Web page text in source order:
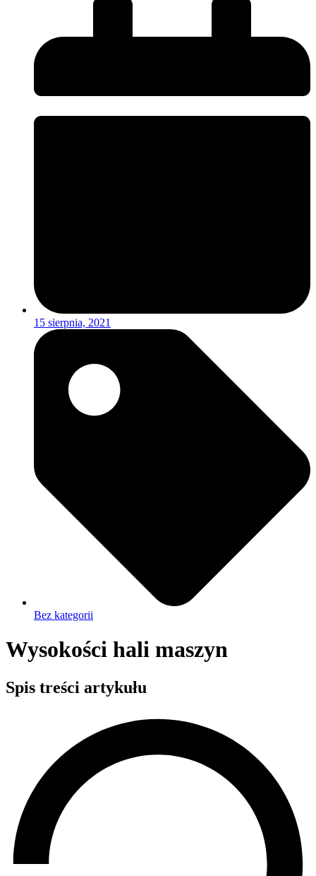
15 sierpnia, 2021
Bez kategorii
Wysokości hali maszyn
Spis treści artykułu